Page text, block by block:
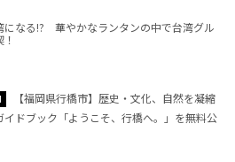
になる!? 華やかなランタンの中で台湾グル
【福岡県行橋市】歴史・文化、自然を凝縮
イドブック「ようこそ、行橋へ。」を無料公